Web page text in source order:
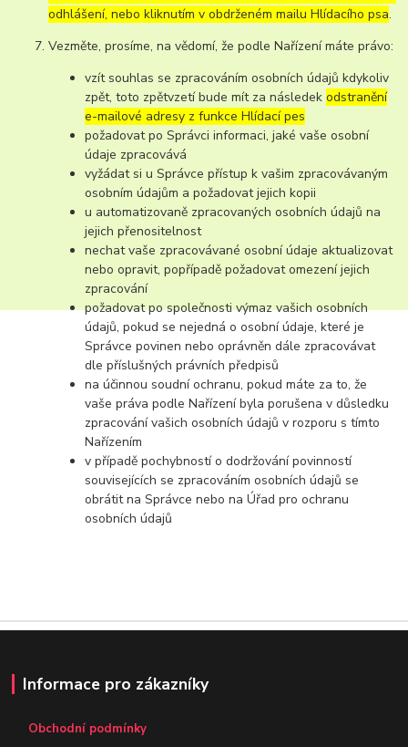
odhlášení, nebo kliknutím v obdrženém mailu Hlídacího psa.
Vezměte, prosíme, na vědomí, že podle Nařízení máte právo:
vzít souhlas se zpracováním osobních údajů kdykoliv
zpět, toto zpětvzetí bude mít za následekodstranění
e-mailové adresy z funkce Hlídací pes
požadovat po Správci informaci, jaké vaše osobní
údaje zpracovává
vyžádat si u Správce přístup k vašim zpracovávaným
osobním údajům a požadovat jejich kopii
u automatizovaně zpracovaných osobních údajů na
jejich přenositelnost
nechat vaše zpracovávané osobní údaje aktualizovat
nebo opravit, popřípadě požadovat omezení jejich
zpracování
požadovat po společnosti výmaz vašich osobních
údajů, pokud se nejedná o osobní údaje, které je
Správce povinen nebo oprávněn dále zpracovávat
dle příslušných právních předpisů
na účinnou soudní ochranu, pokud máte za to, že
vaše práva podle Nařízení byla porušena v důsledku
zpracování vašich osobních údajů v rozporu s tímto
Nařízením
v případě pochybností o dodržování povinností
souvisejících se zpracováním osobních údajů se
obrátit na Správce nebo na Úřad pro ochranu
osobních údajů
Informace pro zákazníky
Obchodní podmínky